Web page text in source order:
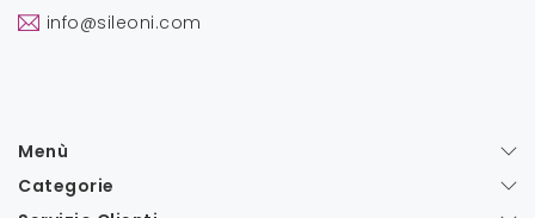
info@sileoni.com
Menù
Categorie